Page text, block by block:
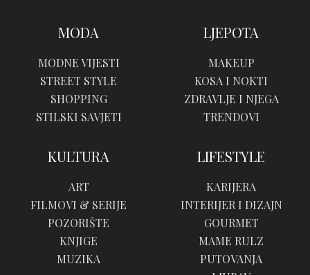
MODA
MODNE VIJESTI
STREET STYLE
SHOPPING
STILSKI SAVJETI
LJEPOTA
MAKEUP
KOSA I NOKTI
ZDRAVLJE I NJEGA
TRENDOVI
KULTURA
ART
FILMOVI & SERIJE
POZORIŠTE
KNJIGE
MUZIKA
LIFESTYLE
KARIJERA
INTERIJER I DIZAJN
GOURMET
MAME RULZ
PUTOVANJA